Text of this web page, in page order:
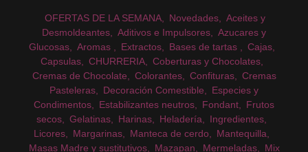
OFERTAS DE LA SEMANA Novedades
Aceites y
Desmoldeantes
Aditivos e Impulsores
Azucares y
Glucosas
Aromas Extractos Bases de tartas
Cajas
Capsulas
CHURRERIA
Coberturas y Chocolates
Cremas de Chocolate
Colorantes Confituras
Cremas
Pasteleras
Decoración Comestible
Especies y
Condimentos
Estabilizantes neutros Fondant
Frutos
secos
Gelatinas Harinas Heladería
Ingredientes
Licores
Margarinas Manteca de cerdo
Mantequilla
Masas Madre y sustitutivos
Mazapan Mermeladas
Mix